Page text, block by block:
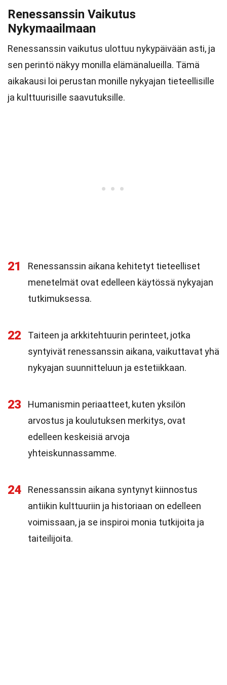
Renessanssin Vaikutus
Nykymaailmaan
Renessanssin vaikutus ulottuu nykypäivään asti, ja
sen perintö näkyy monilla elämänalueilla. Tämä
aikakausi loi perustan monille nykyajan tieteellisille
ja kulttuurisille saavutuksille.
21
Renessanssin aikana kehitetyt tieteelliset
menetelmät ovat edelleen käytössä nykyajan
tutkimuksessa.
22
Taiteen ja arkkitehtuurin perinteet, jotka
syntyivät renessanssin aikana, vaikuttavat yhä
nykyajan suunnitteluun ja estetiikkaan.
23
Humanismin periaatteet, kuten yksilön
arvostus ja koulutuksen merkitys, ovat
edelleen keskeisiä arvoja
yhteiskunnassamme.
24
Renessanssin aikana syntynyt kiinnostus
antiikin kulttuuriin ja historiaan on edelleen
voimissaan, ja se inspiroi monia tutkijoita ja
taiteilijoita.